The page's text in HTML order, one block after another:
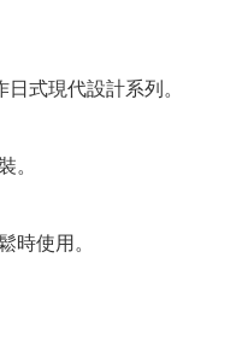
日式現代設計系列。
。
時使用。